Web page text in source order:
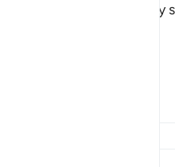
Messenger when they